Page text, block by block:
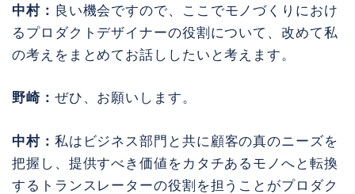
中村： 良い機会ですので、ここでモノづくりにおけ
るプロダクトデザイナーの役割について、改めて私
の考えをまとめてお話ししたいと考えます。
野崎： ぜひ、お願いします。
中村： 私はビジネス部門と共に顧客の真のニーズを
把握し、提供すべき価値をカタチあるモノへと転換
するトランスレーターの役割を担うことがプロダク